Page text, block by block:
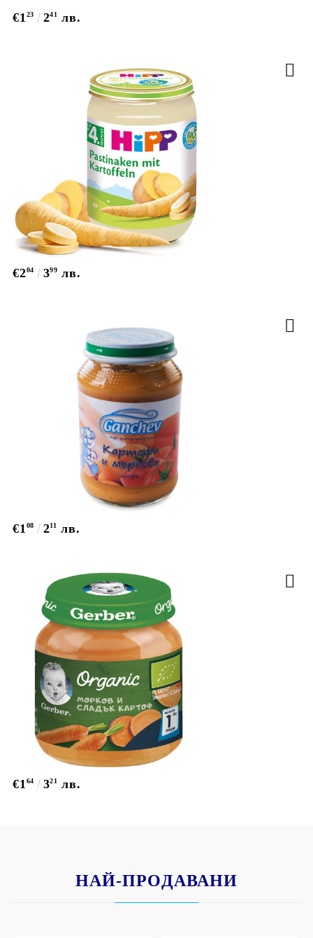
€1 23 241 лв.
€204 399 лв.
€1 08 211 лв.
€1 64 321 лв.
НАЙ-ПРОДАВАНИ